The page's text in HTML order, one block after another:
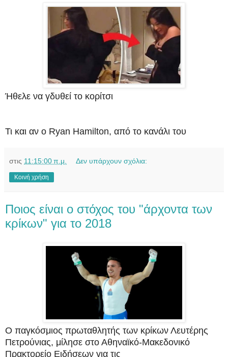
Ήθελε να γδυθεί το κορίτσι
Τι και αν ο Ryan Hamilton, από το κανάλι του
στις 11:15:00 π.μ. Δεν υπάρχουν σχόλια:
Κοινή χρήση
Ποιος είναι ο στόχος του "άρχοντα των
κρίκων" για το 2018
Ο παγκόσμιος πρωταθλητής των κρίκων Λευτέρης
Πετρούνιας, μίλησε στο Αθηναϊκό-Μακεδονικό
Πρακτορείο Ειδήσεων για τις